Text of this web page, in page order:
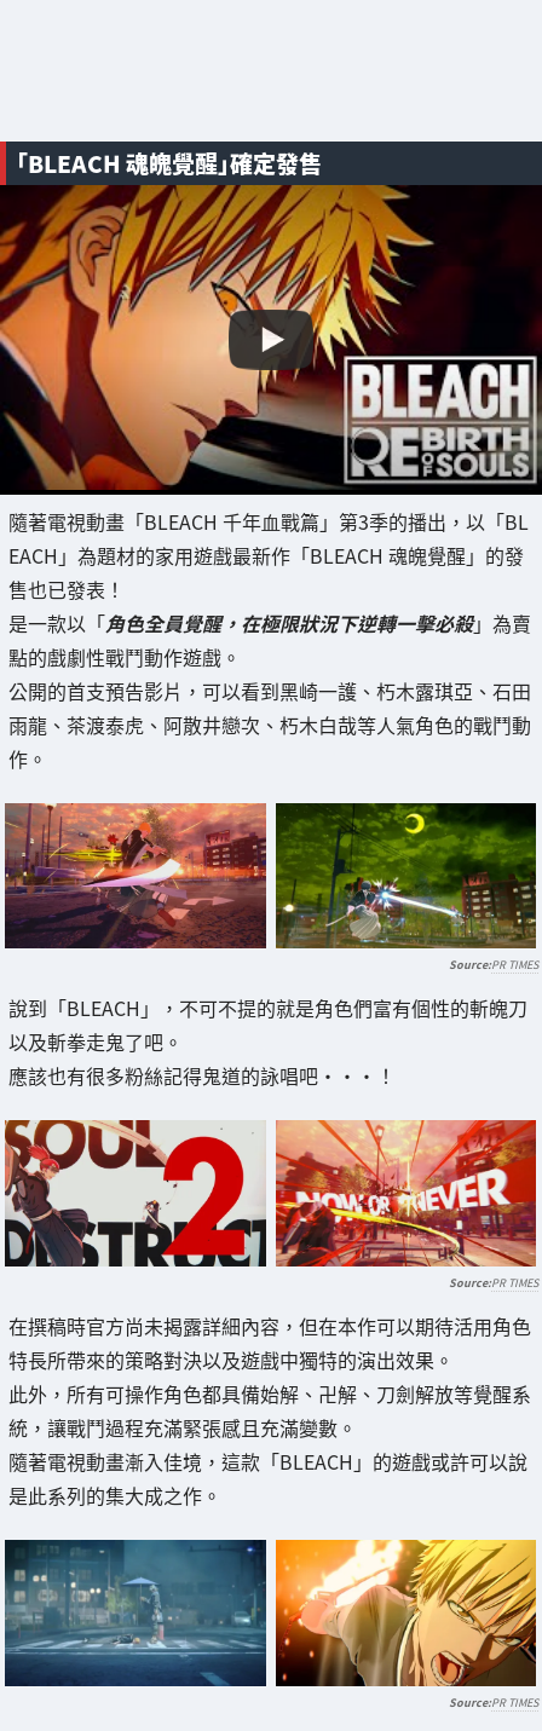
「BLEACH 魂魄覺醒」確定發售
隨著電視動畫「BLEACH 千年⾎戰篇」第3季的播出，以「BL
EACH」為題材的家用遊戲最新作「BLEACH 魂魄覺醒」的發
售也已發表！
是一款以「角色全員覺醒，在極限狀況下逆轉一擊必殺」為賣
點的戲劇性戰鬥動作遊戲。
公開的首支預告影片，可以看到黑崎一護、朽木露琪亞、石田
雨龍、茶渡泰虎、阿散井戀次、朽木白哉等人氣角色的戰鬥動
作。
PR TIMES
說到「BLEACH」，不可不提的就是角色們富有個性的斬魄刀
以及斬拳走鬼了吧。
應該也有很多粉絲記得鬼道的詠唱吧・・・！
PR TIMES
在撰稿時官方尚未揭露詳細內容，但在本作可以期待活用角色
特長所帶來的策略對決以及遊戲中獨特的演出效果。
此外，所有可操作角色都具備始解、卍解、刀劍解放等覺醒系
統，讓戰鬥過程充滿緊張感且充滿變數。
隨著電視動畫漸入佳境，這款「BLEACH」的遊戲或許可以說
是此系列的集大成之作。
PR TIMES